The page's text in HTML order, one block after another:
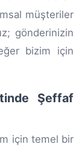
müşteriler
gönderinizin
bizim için
Şeffaf
için temel bir